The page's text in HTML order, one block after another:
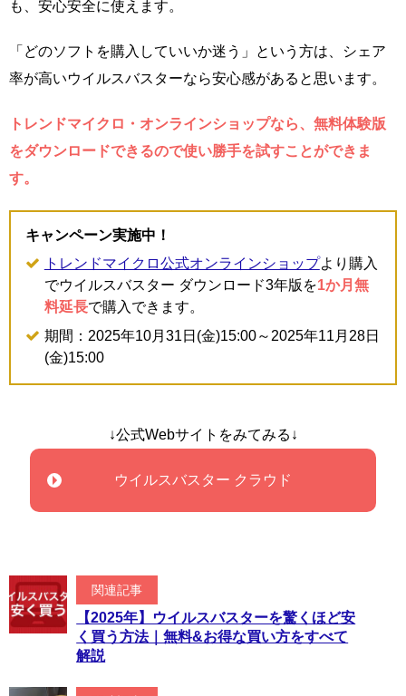
も、安心安全に使えます。
「どのソフトを購入していいか迷う」という方は、シェア
率が高いウイルスバスターなら安心感があると思います。
トレンドマイクロ・オンラインショップなら、無料体験版
をダウンロードできるので使い勝手を試すことができま
す。
キャンペーン実施中！
トレンドマイクロ公式オンラインショップより購入
でウイルスバスター ダウンロード3年版を1か月無
料延長で購入できます。
期間：2025年10月31日(金)15:00～2025年11月28日
(金)15:00
↓公式Webサイトをみてみる↓
ウイルスバスター クラウド
関連記事
【2025年】ウイルスバスターを驚くほど安
く買う方法｜無料&お得な買い方をすべて
解説